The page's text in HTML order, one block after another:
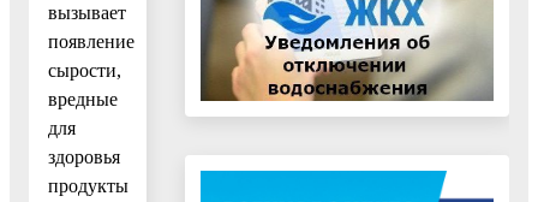
вызывает
появление
сырости,
вредные
для
здоровья
продукты